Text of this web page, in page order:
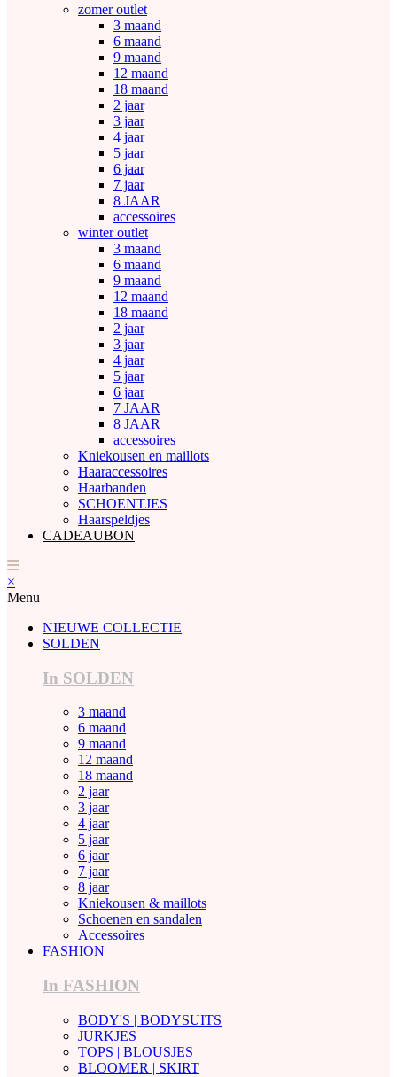
zomer outlet
3 maand
6 maand
9 maand
12 maand
18 maand
2 jaar
3 jaar
4 jaar
5 jaar
6 jaar
7 jaar
8 JAAR
accessoires
winter outlet
3 maand
6 maand
9 maand
12 maand
18 maand
2 jaar
3 jaar
4 jaar
5 jaar
6 jaar
7 JAAR
8 JAAR
accessoires
Kniekousen en maillots
Haaraccessoires
Haarbanden
SCHOENTJES
Haarspeldjes
CADEAUBON
×
Menu
NIEUWE COLLECTIE
SOLDEN
In SOLDEN
3 maand
6 maand
9 maand
12 maand
18 maand
2 jaar
3 jaar
4 jaar
5 jaar
6 jaar
7 jaar
8 jaar
Kniekousen & maillots
Schoenen en sandalen
Accessoires
FASHION
In FASHION
BODY'S | BODYSUITS
JURKJES
TOPS | BLOUSJES
BLOOMER | SKIRT